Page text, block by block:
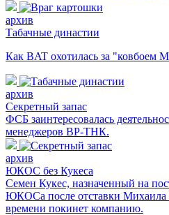
архив
Табачные династии
Как BAT охотилась за "ковбоем
архив
Секретный запас
ФСБ заинтересовалась
менеджеров BP-ТНК.
архив
ЮКОС без Кукеса
Семен Кукес, назначенный на
ЮКОСа после отставки Михаила
времени покинет компанию.